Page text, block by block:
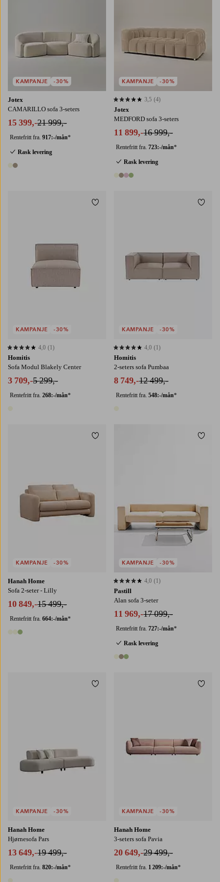
Jotex
CAMARILLO sofa 3-seters
15 399,-21 999,-
Rentefritt fra. 917:-/mån*
Rask levering
2 farger
KAMPANJE -30%
Jotex
MEDFORD sofa 3-seters
11 899,-16 999,-
Rentefritt fra. 723:-/mån*
Rask levering
4 farger
3,5 basert på 4 karaktergivninger
3,5 (4)
KAMPANJE -30%
Homitis
Sofa Modul Blakely Center
3 709,-5 299,-
Rentefritt fra. 268:-/mån*
4,0 basert på 1 karaktergivninger
4,0 (1)
KAMPANJE -30%
Legg til favoritter
Homitis
2-seters sofa Pumbaa
8 749,-12 499,-
Rentefritt fra. 548:-/mån*
4,0 basert på 1 karaktergivninger
4,0 (1)
KAMPANJE -30%
Hanah Home
Sofa 2-seter - Lilly
10 849,-15 499,-
Rentefritt fra. 664:-/mån*
3 farger
KAMPANJE -30%
Legg til favoritter
Pastill
Alan sofa 3-seter
11 969,-17 099,-
Rentefritt fra. 727:-/mån*
Rask levering
3 farger
4,0 basert på 1 karaktergivninger
4,0 (1)
KAMPANJE -30%
Hanah Home
Hjørnesofa Pars
13 649,-19 499,-
Rentefritt fra. 820:-/mån*
KAMPANJE -30%
Legg til favoritter
Hanah Home
3-seters sofa Pavia
20 649,-29 499,-
Rentefritt fra. 1 209:-/mån*
KAMPANJE -30%